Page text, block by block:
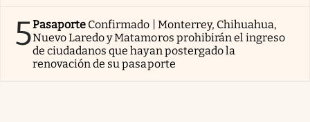
5Pasaporte Confirmado | Monterrey, Chihuahua,
Nuevo Laredo y Matamoros prohibirán el ingreso
de ciudadanos que hayan postergado la
renovación de su pasaporte